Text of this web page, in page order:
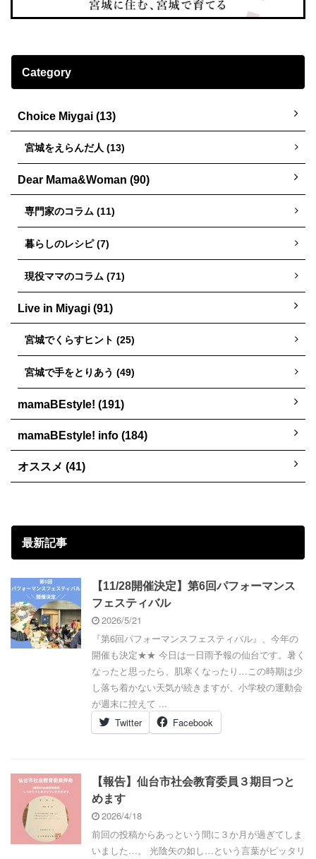
Category
Choice Miygai (13)
宮城をえらんだ人 (13)
Dear Mama&Woman (90)
専門家のコラム (11)
暮らしのレシピ (7)
現役ママのコラム (71)
Live in Miyagi (91)
宮城でくらすヒント (25)
宮城で手をとりあう (49)
mamaBEstyle! (191)
mamaBEstyle! info (184)
オススメ (41)
最新記事
【11/28開催決定】第6回パフォーマンス
フェスティバル
2026/5/21
『第6回パフォーマンスフェスティバル』、今年の
開催も決定★★ 今日は一日雨予報の仙台です。暑く
なったと思ったら、肌寒くなったり…この時期は少
し落ち着かない天気が続きますが、小学校の運動会
が週末に控えて ...
Twitter
Facebook
【報告】仙台市社会教育委員３期目つと
めます
2026/4/18
前回の投稿からあっという間に３か月が過ぎてしま
いました…。 光陰矢の如し…という言葉がピッタリ